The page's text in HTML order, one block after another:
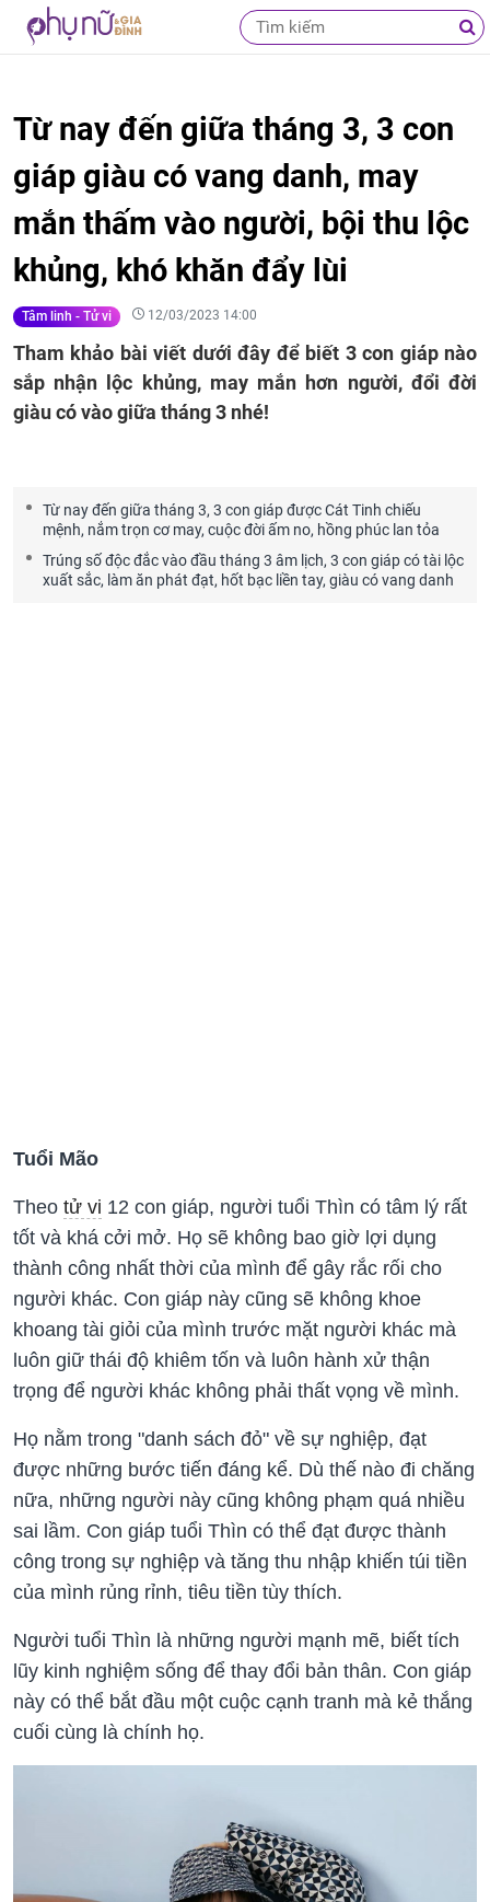
Từ nay đến giữa tháng 3, 3 con
giáp giàu có vang danh, may
mắn thấm vào người, bội thu lộc
khủng, khó khăn đẩy lùi
Tâm linh - Tử vi 12/03/2023 14:00
Tham khảo bài viết dưới đây để biết 3 con giáp nào
sắp nhận lộc khủng, may mắn hơn người, đổi đời
giàu có vào giữa tháng 3 nhé!
Từ nay đến giữa tháng 3, 3 con giáp được Cát Tinh chiếu
mệnh, nắm trọn cơ may, cuộc đời ấm no, hồng phúc lan tỏa
Trúng số độc đắc vào đầu tháng 3 âm lịch, 3 con giáp có tài lộc
xuất sắc, làm ăn phát đạt, hốt bạc liền tay, giàu có vang danh
Tuổi Mão
Theo tử vi 12 con giáp, người tuổi Thìn có tâm lý rất
tốt và khá cởi mở. Họ sẽ không bao giờ lợi dụng
thành công nhất thời của mình để gây rắc rối cho
người khác. Con giáp này cũng sẽ không khoe
khoang tài giỏi của mình trước mặt người khác mà
luôn giữ thái độ khiêm tốn và luôn hành xử thận
trọng để người khác không phải thất vọng về mình.
Họ nằm trong "danh sách đỏ" về sự nghiệp, đạt
được những bước tiến đáng kể. Dù thế nào đi chăng
nữa, những người này cũng không phạm quá nhiều
sai lầm. Con giáp tuổi Thìn có thể đạt được thành
công trong sự nghiệp và tăng thu nhập khiến túi tiền
của mình rủng rỉnh, tiêu tiền tùy thích.
Người tuổi Thìn là những người mạnh mẽ, biết tích
lũy kinh nghiệm sống để thay đổi bản thân. Con giáp
này có thể bắt đầu một cuộc cạnh tranh mà kẻ thắng
cuối cùng là chính họ.